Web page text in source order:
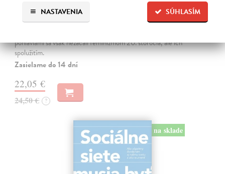
SÚHLASÍM
NASTAVENIA
Marneros Andreas| Kniha
JE TO MOŽNO NAJVÄČŠIA REVOLÚCIA NAŠICH DNÍ:
pohlaviami sa však nezačali feminizmom 20. storočia, ale ich
spolužitím.
Zasielame do 14 dní
22,05 €
24,50 € ?
na sklade